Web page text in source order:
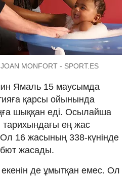
MONFORT - SPORT.ES
Ямаль 15 маусымда
қарсы ойынында
шыққан еді. Осылайша
ең жас
16 жасының 338-күнінде
жасады.
де ұмытқан емес. Ол